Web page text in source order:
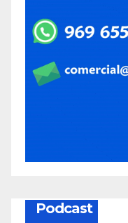
Podcast